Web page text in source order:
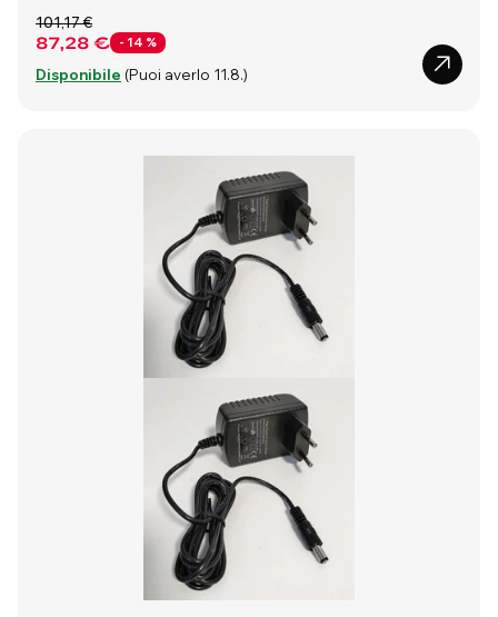
87,28 € - 14 %
101,17 €
Disponibile (Puoi averlo 11.8.)